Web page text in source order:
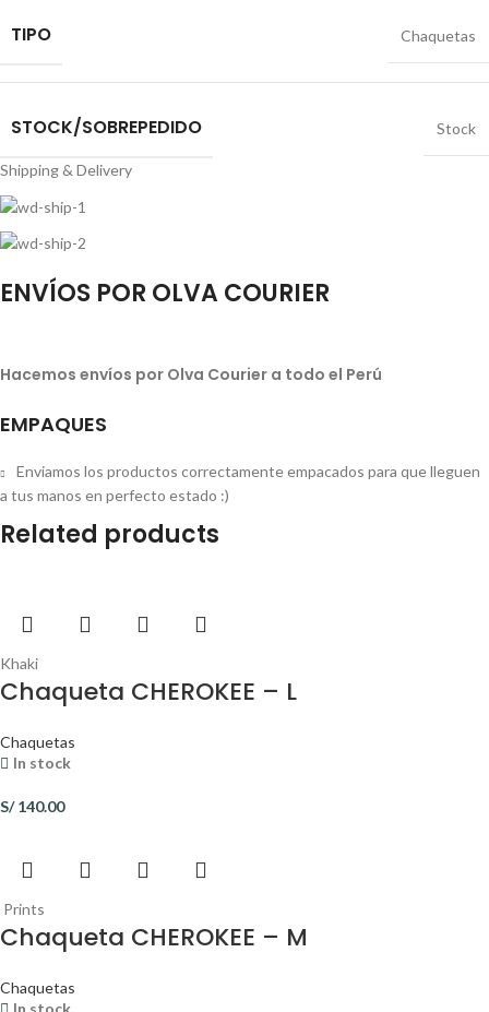
TIPO Chaquetas
STOCK/SOBREPEDIDO Stock
Shipping & Delivery
ENVÍOS POR OLVA COURIER
Hacemos envíos por Olva Courier a todo el Perú
EMPAQUES
Enviamos los productos correctamente empacados para que lleguen
a tus manos en perfecto estado :)
Related products
Khaki
Chaqueta CHEROKEE – L
Chaquetas
In stock
S/140.00
Prints
Chaqueta CHEROKEE – M
Chaquetas